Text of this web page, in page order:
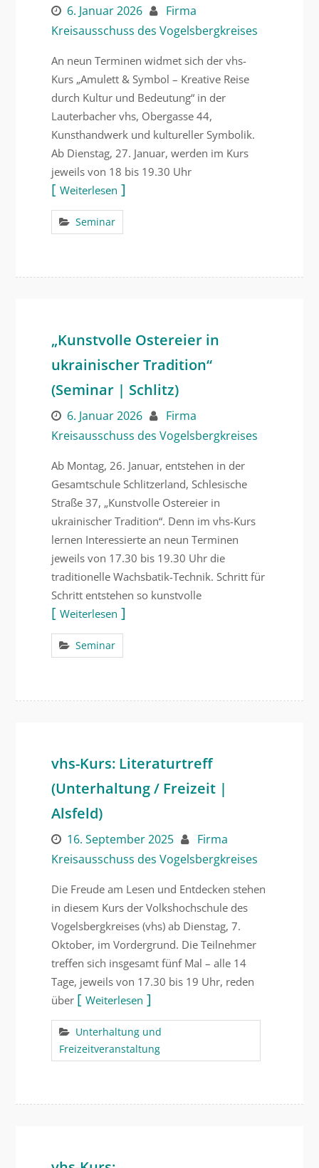
6. Januar 2026
Firma
Kreisausschuss des Vogelsbergkreises
An neun Terminen widmet sich der vhs-
Kurs „Amulett & Symbol – Kreative Reise
durch Kultur und Bedeutung“ in der
Lauterbacher vhs, Obergasse 44,
Kunsthandwerk und kultureller Symbolik.
Ab Dienstag, 27. Januar, werden im Kurs
jeweils von 18 bis 19.30 Uhr
Weiterlesen
Seminar
„Kunstvolle Ostereier in
ukrainischer Tradition“
(Seminar | Schlitz)
6. Januar 2026
Firma
Kreisausschuss des Vogelsbergkreises
Ab Montag, 26. Januar, entstehen in der
Gesamtschule Schlitzerland, Schlesische
Straße 37, „Kunstvolle Ostereier in
ukrainischer Tradition“. Denn im vhs-Kurs
lernen Interessierte an neun Terminen
jeweils von 17.30 bis 19.30 Uhr die
traditionelle Wachsbatik-Technik. Schritt für
Schritt entstehen so kunstvolle
Weiterlesen
Seminar
vhs-Kurs: Literaturtreff
(Unterhaltung / Freizeit |
Alsfeld)
16. September 2025
Firma
Kreisausschuss des Vogelsbergkreises
Die Freude am Lesen und Entdecken stehen
in diesem Kurs der Volkshochschule des
Vogelsbergkreises (vhs) ab Dienstag, 7.
Oktober, im Vordergrund. Die Teilnehmer
treffen sich insgesamt fünf Mal – alle 14
Tage, jeweils von 17.30 bis 19 Uhr, reden
über
Weiterlesen
Unterhaltung und
Freizeitveranstaltung